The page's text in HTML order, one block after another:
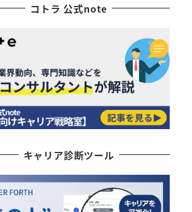
コトラ 公式note
キャリア診断ツール